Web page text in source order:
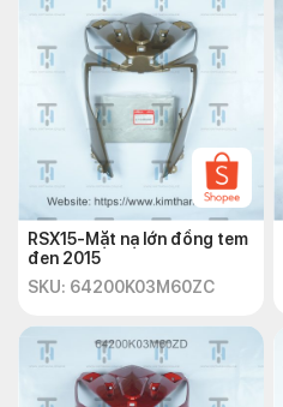
RSX15-Mặt nạ lớn đồng tem
đen 2015
SKU: 64200K03M60ZC